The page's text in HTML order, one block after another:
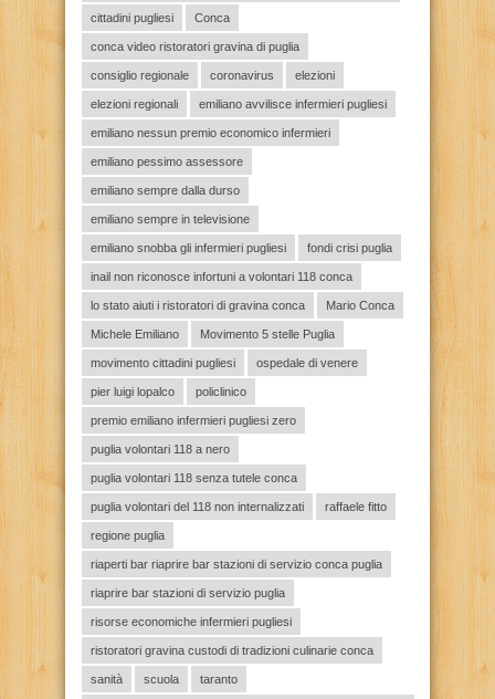
cittadini pugliesi Conca
conca video ristoratori gravina di puglia
consiglio regionale coronavirus elezioni
elezioni regionali emiliano avvilisce infermieri pugliesi
emiliano nessun premio economico infermieri
emiliano pessimo assessore
emiliano sempre dalla durso
emiliano sempre in televisione
emiliano snobba gli infermieri pugliesi fondi crisi puglia
inail non riconosce infortuni a volontari 118 conca
lo stato aiuti i ristoratori di gravina conca Mario Conca
Michele Emiliano Movimento 5 stelle Puglia
movimento cittadini pugliesi ospedale di venere
pier luigi lopalco policlinico
premio emiliano infermieri pugliesi zero
puglia volontari 118 a nero
puglia volontari 118 senza tutele conca
puglia volontari del 118 non internalizzati raffaele fitto
regione puglia
riaperti bar riaprire bar stazioni di servizio conca puglia
riaprire bar stazioni di servizio puglia
risorse economiche infermieri pugliesi
ristoratori gravina custodi di tradizioni culinarie conca
sanità scuola taranto